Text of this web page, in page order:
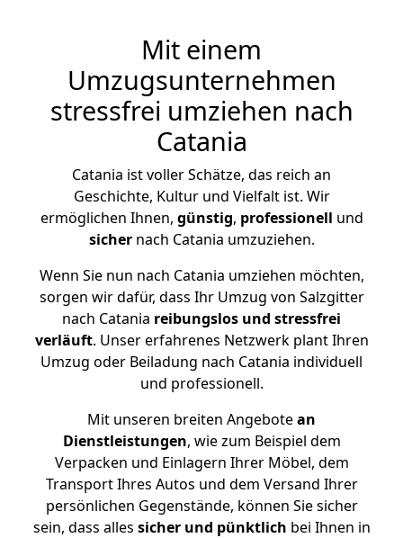
Mit einem
Umzugsunternehmen
stressfrei umziehen nach
Catania
Catania ist voller Schätze, das reich an
Geschichte, Kultur und Vielfalt ist. Wir
ermöglichen Ihnen, günstig, professionell und
sichernach Catania umzuziehen.
Wenn Sie nun nach Catania umziehen möchten,
sorgen wir dafür, dass Ihr Umzug von Salzgitter
nach Catania reibungslos und stressfrei
verläuft. Unser erfahrenes Netzwerk plant Ihren
Umzug oder Beiladung nach Catania individuell
und professionell.
Mit unseren breiten Angebotean
Dienstleistungen, wie zum Beispiel dem
Verpacken und Einlagern Ihrer Möbel, dem
Transport Ihres Autos und dem Versand Ihrer
persönlichen Gegenstände, können Sie sicher
sein, dass alles sicher und pünktlich bei Ihnen in